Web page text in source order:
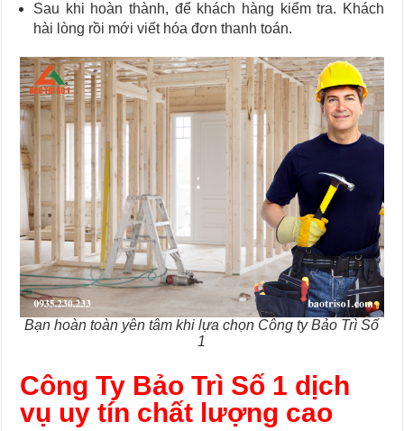
Sau khi hoàn thành, để khách hàng kiểm tra. Khách
hài lòng rồi mới viết hóa đơn thanh toán.
Bạn hoàn toàn yên tâm khi lựa chọn Công ty Bảo Trì Số
1
Công Ty Bảo Trì Số 1 dịch
vụ uy tín chất lượng cao